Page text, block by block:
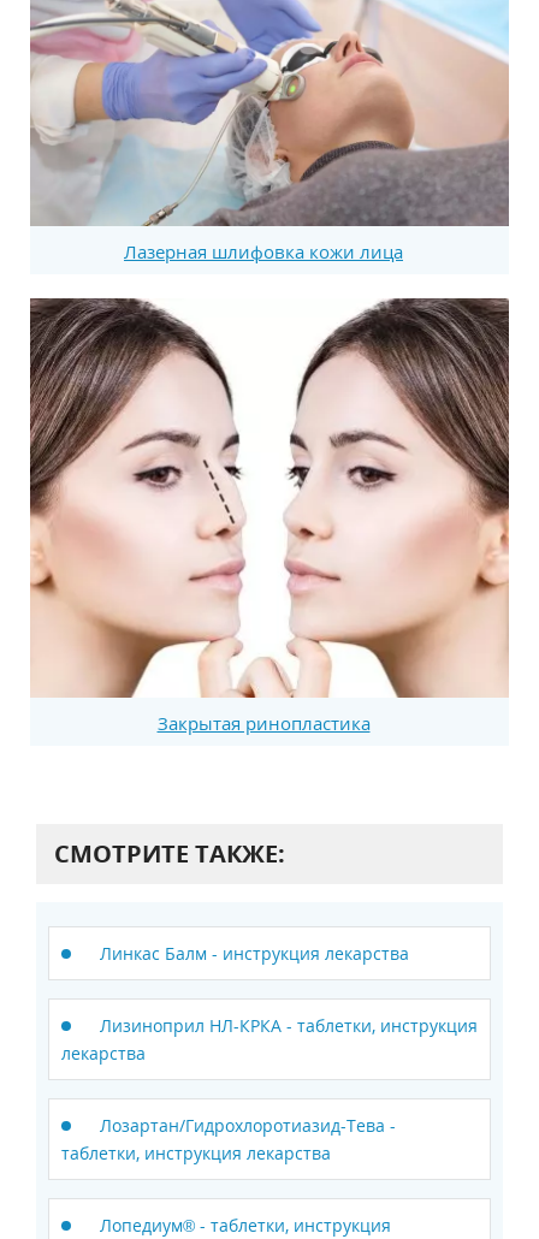
Лазерная шлифовка кожи лица
Закрытая ринопластика
СМОТРИТЕ ТАКЖЕ:
Линкас Балм - инструкция лекарства
Лизиноприл НЛ-КРКА - таблетки, инструкция
лекарства
Лозартан/Гидрохлоротиазид-Тева -
таблетки, инструкция лекарства
Лопедиум® - таблетки, инструкция